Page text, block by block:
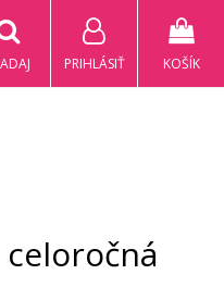
KOŠÍK
PRIHLÁSIŤ